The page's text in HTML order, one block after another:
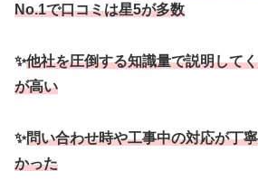
No.1で口コミは星5が多数
✨他社を圧倒する知識量で説明して
が高い
✨問い合わせ時や工事中の対応が丁
かった